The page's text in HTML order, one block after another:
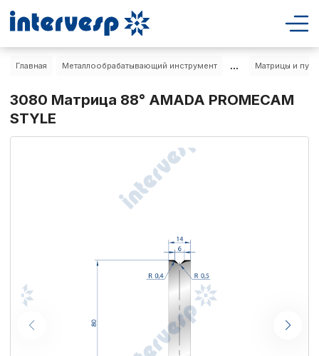
Главная Металлообрабатывающий инструмент ... Матрицы и
3080 Матрица 88° AMADA PROMECAM
STYLE